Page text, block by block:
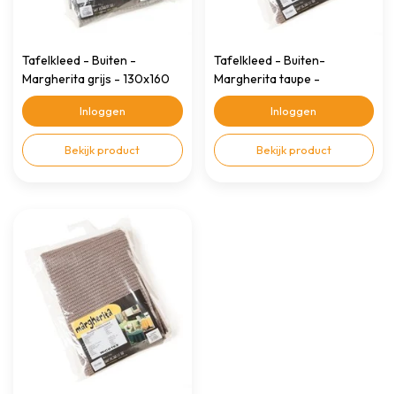
Tafelkleed - Buiten -
Margherita grijs - 130x160
cm
Inloggen
Bekijk product
Tafelkleed - Buiten-
Margherita taupe -
130x160cm
Inloggen
Bekijk product